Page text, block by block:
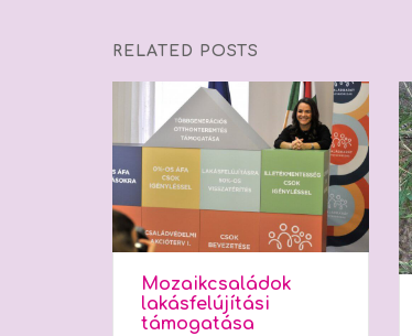
RELATED POSTS
Mozaikcsaládok
lakásfelújítási
támogatása